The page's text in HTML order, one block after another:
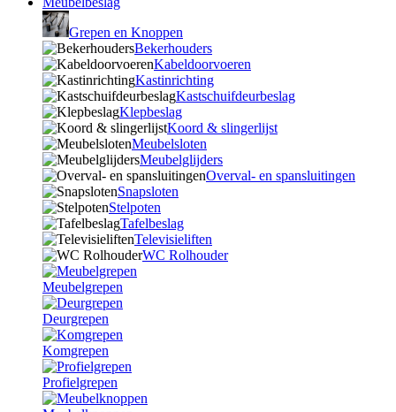
Grepen en Knoppen
Bekerhouders
Kabeldoorvoeren
Kastinrichting
Kastschuifdeurbeslag
Klepbeslag
Koord & slingerlijst
Meubelsloten
Meubelglijders
Overval- en spansluitingen
Snapsloten
Stelpoten
Tafelbeslag
Televisieliften
WC Rolhouder
Meubelgrepen
Deurgrepen
Komgrepen
Profielgrepen